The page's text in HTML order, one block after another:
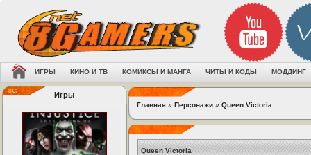
ИГРЫ КИНО И ТВ КОМИКСЫ И МАНГА ЧИТЫ И КОДЫ МОДДИНГ
Игры
Главная » Персонажи » Queen Victoria
Queen Victoria